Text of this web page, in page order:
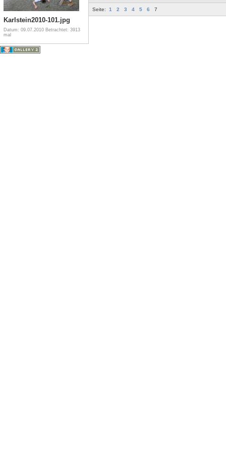
Karlstein2010-101.jpg
Datum: 09.07.2010 Betrachtet: 3913
mal
Seite: 1 2 3 4 5 6 7